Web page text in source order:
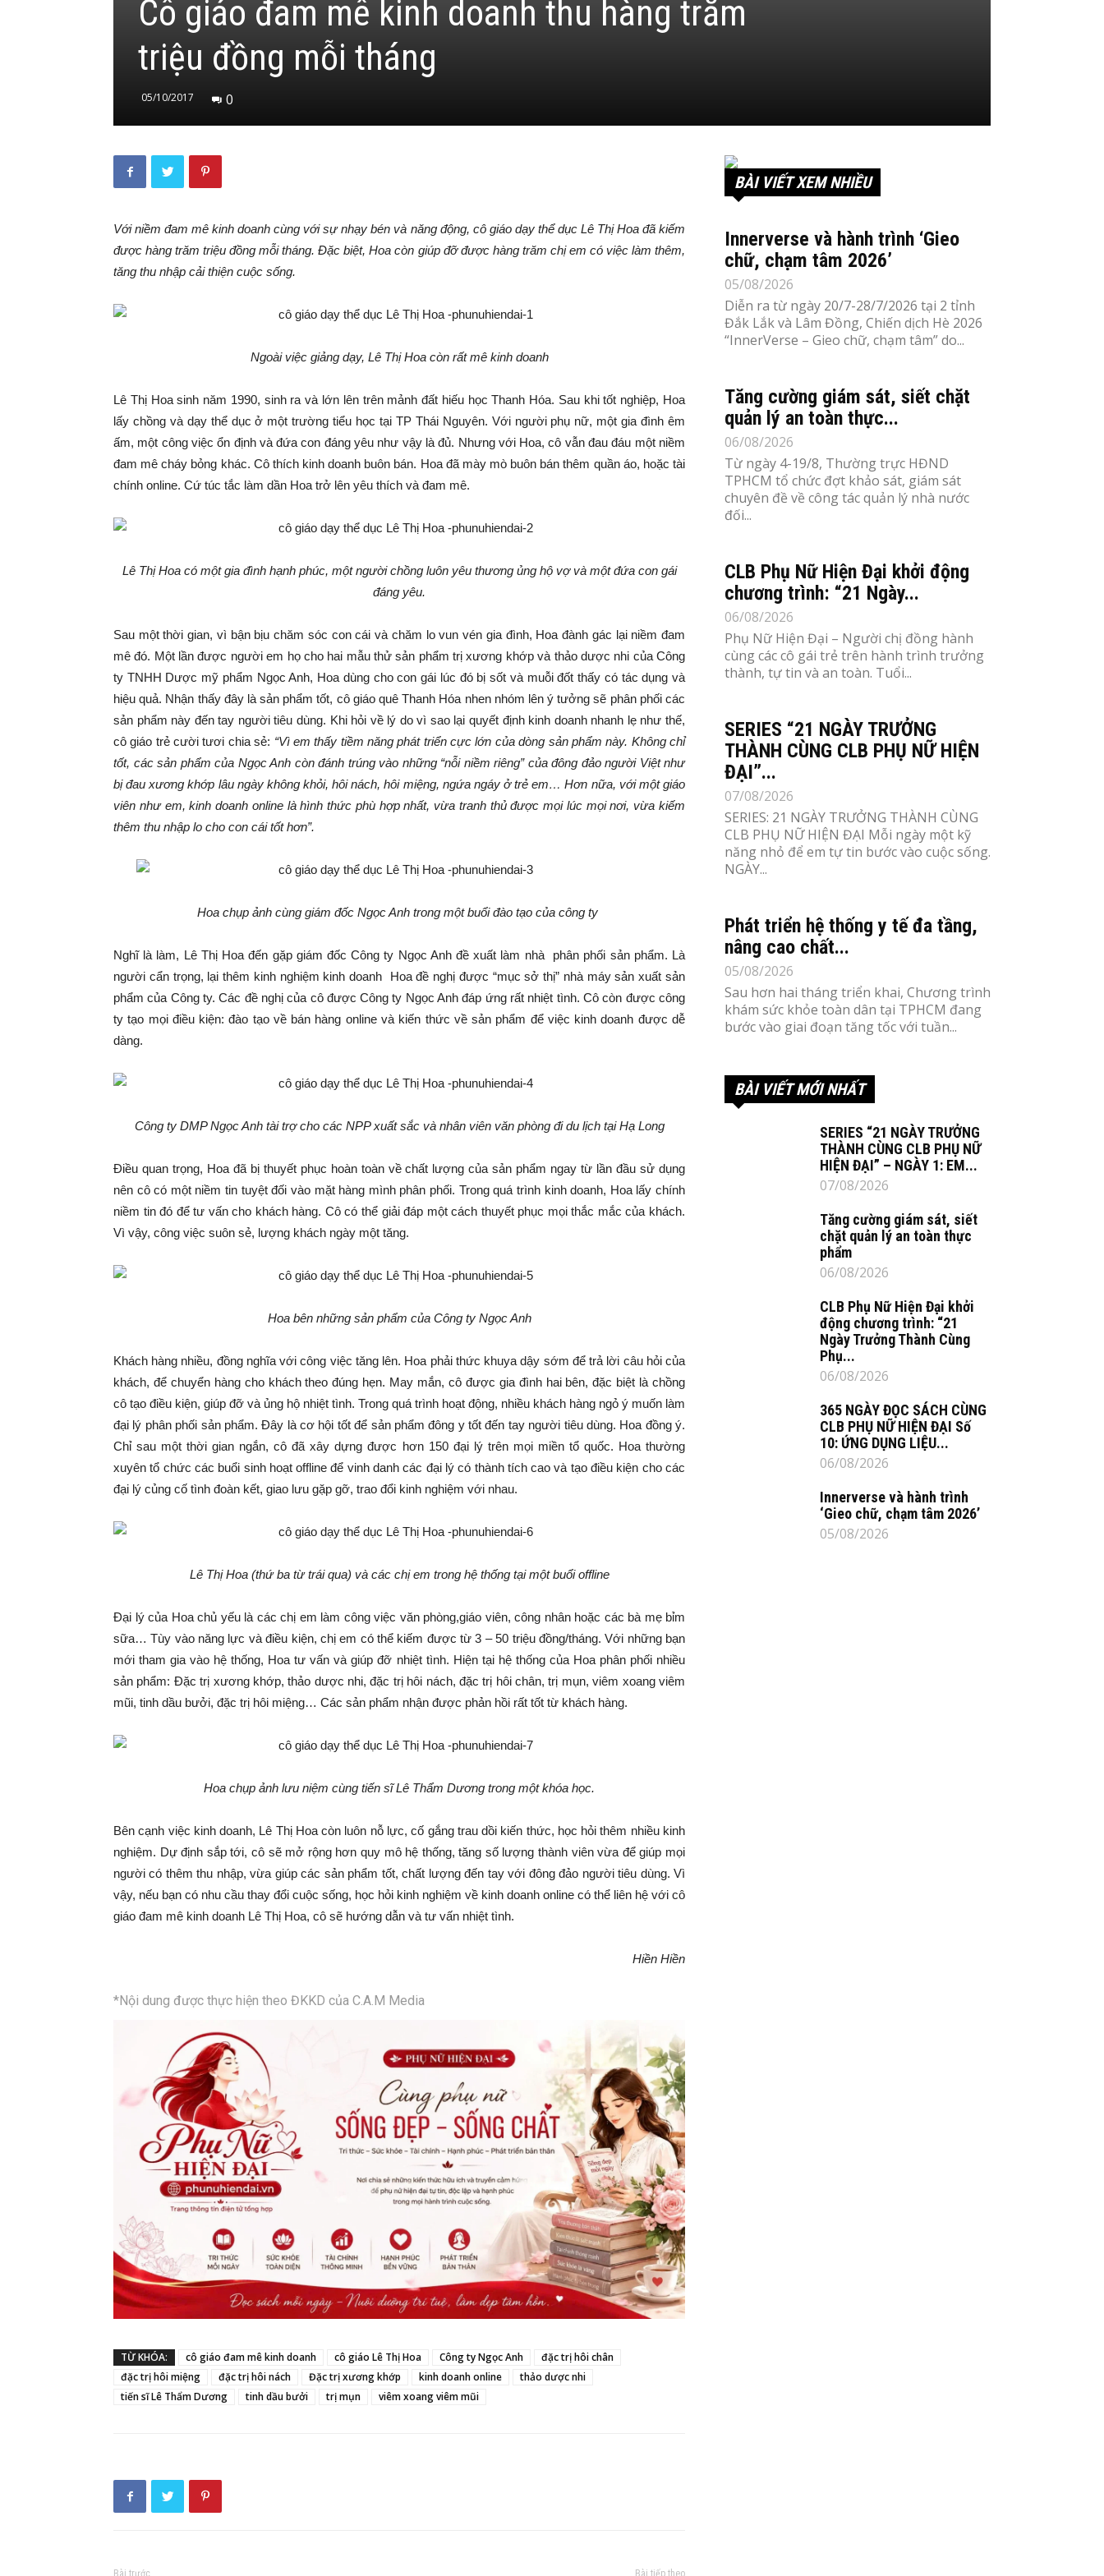
Cô giáo đam mê kinh doanh thu hàng trăm
triệu đồng mỗi tháng
05/10/2017 0
Với niềm đam mê kinh doanh cùng với sự nhạy bén và năng động, cô giáo dạy thể dục Lê Thị Hoa đã kiếm
được hàng trăm triệu đồng mỗi tháng. Đặc biệt, Hoa còn giúp đỡ được hàng trăm chị em có việc làm thêm,
tăng thu nhập cải thiện cuộc sống.
Ngoài việc giảng dạy, Lê Thị Hoa còn rất mê kinh doanh
Lê Thị Hoa sinh năm 1990, sinh ra và lớn lên trên mảnh đất hiếu học Thanh Hóa. Sau khi tốt nghiệp, Hoa
lấy chồng và dạy thể dục ở một trường tiểu học tại TP Thái Nguyên. Với người phụ nữ, một gia đình êm
ấm, một công việc ổn định và đứa con đáng yêu như vậy là đủ. Nhưng với Hoa, cô vẫn đau đáu một niềm
đam mê cháy bỏng khác. Cô thích kinh doanh buôn bán. Hoa đã mày mò buôn bán thêm quần áo, hoặc tài
chính online. Cứ túc tắc làm dần Hoa trở lên yêu thích và đam mê.
Lê Thị Hoa có một gia đình hạnh phúc, một người chồng luôn yêu thương ủng hộ vợ và một đứa con gái
đáng yêu.
Sau một thời gian, vì bận bịu chăm sóc con cái và chăm lo vun vén gia đình, Hoa đành gác lại niềm đam
mê đó. Một lần được người em họ cho hai mẫu thử sản phẩm trị xương khớp và thảo dược nhi của Công
ty TNHH Dược mỹ phẩm Ngọc Anh, Hoa dùng cho con gái lúc đó bị sốt và muỗi đốt thấy có tác dụng và
hiệu quả. Nhận thấy đây là sản phẩm tốt, cô giáo quê Thanh Hóa nhen nhóm lên ý tưởng sẽ phân phối các
sản phẩm này đến tay người tiêu dùng. Khi hỏi về lý do vì sao lại quyết định kinh doanh nhanh lẹ như thế,
cô giáo trẻ cười tươi chia sẻ: “Vì em thấy tiềm năng phát triển cực lớn của dòng sản phẩm này. Không chỉ
tốt, các sản phẩm của Ngọc Anh còn đánh trúng vào những “nỗi niềm riêng” của đông đảo người Việt như
bị đau xương khớp lâu ngày không khỏi, hôi nách, hôi miệng, ngứa ngáy ở trẻ em… Hơn nữa, với một giáo
viên như em, kinh doanh online là hình thức phù hợp nhất, vừa tranh thủ được mọi lúc mọi nơi, vừa kiếm
thêm thu nhập lo cho con cái tốt hơn”.
Hoa chụp ảnh cùng giám đốc Ngọc Anh trong một buổi đào tạo của công ty
Nghĩ là làm, Lê Thị Hoa đến gặp giám đốc Công ty Ngọc Anh đề xuất làm nhà phân phối sản phẩm. Là
người cẩn trọng, lại thêm kinh nghiệm kinh doanh Hoa đề nghị được “mục sở thị” nhà máy sản xuất sản
phẩm của Công ty. Các đề nghị của cô được Công ty Ngọc Anh đáp ứng rất nhiệt tình. Cô còn được công
ty tạo mọi điều kiện: đào tạo về bán hàng online và kiến thức về sản phẩm để việc kinh doanh được dễ
dàng.
Công ty DMP Ngọc Anh tài trợ cho các NPP xuất sắc và nhân viên văn phòng đi du lịch tại Hạ Long
Điều quan trọng, Hoa đã bị thuyết phục hoàn toàn về chất lượng của sản phẩm ngay từ lần đầu sử dụng
nên cô có một niềm tin tuyệt đối vào mặt hàng mình phân phối. Trong quá trình kinh doanh, Hoa lấy chính
niềm tin đó để tư vấn cho khách hàng. Cô có thể giải đáp một cách thuyết phục mọi thắc mắc của khách.
Vì vậy, công việc suôn sẻ, lượng khách ngày một tăng.
Hoa bên những sản phẩm của Công ty Ngọc Anh
Khách hàng nhiều, đồng nghĩa với công việc tăng lên. Hoa phải thức khuya dậy sớm để trả lời câu hỏi của
khách, để chuyển hàng cho khách theo đúng hẹn. May mắn, cô được gia đình hai bên, đặc biệt là chồng
cô tạo điều kiện, giúp đỡ và ủng hộ nhiệt tình. Trong quá trình hoạt động, nhiều khách hàng ngỏ ý muốn làm
đại lý phân phối sản phẩm. Đây là cơ hội tốt để sản phẩm đông y tốt đến tay người tiêu dùng. Hoa đồng ý.
Chỉ sau một thời gian ngắn, cô đã xây dựng được hơn 150 đại lý trên mọi miền tổ quốc. Hoa thường
xuyên tổ chức các buổi sinh hoạt offline để vinh danh các đại lý có thành tích cao và tạo điều kiện cho các
đại lý củng cố tình đoàn kết, giao lưu gặp gỡ, trao đổi kinh nghiệm với nhau.
Lê Thị Hoa (thứ ba từ trái qua) và các chị em trong hệ thống tại một buổi offline
Đại lý của Hoa chủ yếu là các chị em làm công việc văn phòng,giáo viên, công nhân hoặc các bà mẹ bỉm
sữa… Tùy vào năng lực và điều kiện, chị em có thể kiếm được từ 3 – 50 triệu đồng/tháng. Với những bạn
mới tham gia vào hệ thống, Hoa tư vấn và giúp đỡ nhiệt tình. Hiện tại hệ thống của Hoa phân phối nhiều
sản phẩm: Đặc trị xương khớp, thảo dược nhi, đặc trị hôi nách, đặc trị hôi chân, trị mụn, viêm xoang viêm
mũi, tinh dầu bưởi, đặc trị hôi miệng… Các sản phẩm nhận được phản hồi rất tốt từ khách hàng.
Hoa chụp ảnh lưu niệm cùng tiến sĩ Lê Thẩm Dương trong một khóa học.
Bên cạnh việc kinh doanh, Lê Thị Hoa còn luôn nỗ lực, cố gắng trau dồi kiến thức, học hỏi thêm nhiều kinh
nghiệm. Dự định sắp tới, cô sẽ mở rộng hơn quy mô hệ thống, tăng số lượng thành viên vừa để giúp mọi
người có thêm thu nhập, vừa giúp các sản phẩm tốt, chất lượng đến tay với đông đảo người tiêu dùng. Vì
vậy, nếu bạn có nhu cầu thay đổi cuộc sống, học hỏi kinh nghiệm về kinh doanh online có thể liên hệ với cô
giáo đam mê kinh doanh Lê Thị Hoa, cô sẽ hướng dẫn và tư vấn nhiệt tình.
Hiền Hiền
*Nội dung được thực hiện theo ĐKKD của C.A.M Media
TỪ KHÓA: cô giáo đam mê kinh doanh cô giáo Lê Thị Hoa Công ty Ngọc Anh
đặc trị hôi chân
đặc trị hôi miệng
đặc trị hôi nách Đặc trị xương khớp kinh doanh online
thảo dược nhi
tiến sĩ Lê Thẩm Dương
tinh dầu bưởi trị mụn viêm xoang viêm mũi
Bài trước Bài tiếp theo
BÀI VIẾT XEM NHIỀU
Innerverse và hành trình ‘Gieo
chữ, chạm tâm 2026’
05/08/2026
Diễn ra từ ngày 20/7-28/7/2026 tại 2 tỉnh
Đắk Lắk và Lâm Đồng, Chiến dịch Hè 2026
“InnerVerse – Gieo chữ, chạm tâm” do...
Tăng cường giám sát, siết chặt
quản lý an toàn thực...
06/08/2026
Từ ngày 4-19/8, Thường trực HĐND
TPHCM tổ chức đợt khảo sát, giám sát
chuyên đề về công tác quản lý nhà nước
đối...
CLB Phụ Nữ Hiện Đại khởi động
chương trình: “21 Ngày...
06/08/2026
Phụ Nữ Hiện Đại – Người chị đồng hành
cùng các cô gái trẻ trên hành trình trưởng
thành, tự tin và an toàn. Tuổi...
SERIES “21 NGÀY TRƯỞNG
THÀNH CÙNG CLB PHỤ NỮ HIỆN
ĐẠI”...
07/08/2026
SERIES: 21 NGÀY TRƯỞNG THÀNH CÙNG
CLB PHỤ NỮ HIỆN ĐẠI Mỗi ngày một kỹ
năng nhỏ để em tự tin bước vào cuộc sống.
NGÀY...
Phát triển hệ thống y tế đa tầng,
nâng cao chất...
05/08/2026
Sau hơn hai tháng triển khai, Chương trình
khám sức khỏe toàn dân tại TPHCM đang
bước vào giai đoạn tăng tốc với tuần...
BÀI VIẾT MỚI NHẤT
SERIES “21 NGÀY TRƯỞNG
THÀNH CÙNG CLB PHỤ NỮ
HIỆN ĐẠI” – NGÀY 1: EM...
07/08/2026
Tăng cường giám sát, siết
chặt quản lý an toàn thực
phẩm
06/08/2026
CLB Phụ Nữ Hiện Đại khởi
động chương trình: “21
Ngày Trưởng Thành Cùng
Phụ...
06/08/2026
365 NGÀY ĐỌC SÁCH CÙNG
CLB PHỤ NỮ HIỆN ĐẠI Số
10: ỨNG DỤNG LIỆU...
06/08/2026
Innerverse và hành trình
‘Gieo chữ, chạm tâm 2026’
05/08/2026